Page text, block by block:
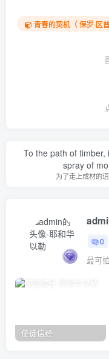
青春的契机（ 保罗·区普
To the path of
spray of
为了走上成材的
0
最可
使徒信经